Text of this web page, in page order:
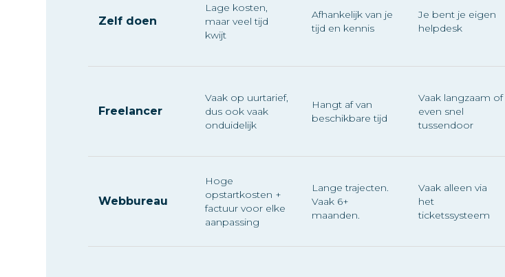
Zelf doen
Lage kosten,
maar veel tijd
kwijt
Afhankelijk van je
tijd en kennis
Je bent je eigen
helpdesk
Freelancer
Vaak op uurtarief,
dus ook vaak
onduidelijk
Hangt af van
beschikbare tijd
Vaak langzaam of
even snel
tussendoor
Webbureau
Hoge
opstartkosten +
factuur voor elke
aanpassing
Lange trajecten.
Vaak 6+
maanden.
Vaak alleen via
het
ticketssysteem